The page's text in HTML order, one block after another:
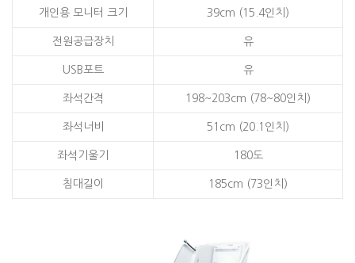
개인용 모니터 크기 39cm (15.4인치)
전원공급장치 유
USB포트 유
좌석간격 198~203cm (78~80인치)
좌석너비 51cm (20.1인치)
좌석기울기 180도
침대길이 185cm (73인치)